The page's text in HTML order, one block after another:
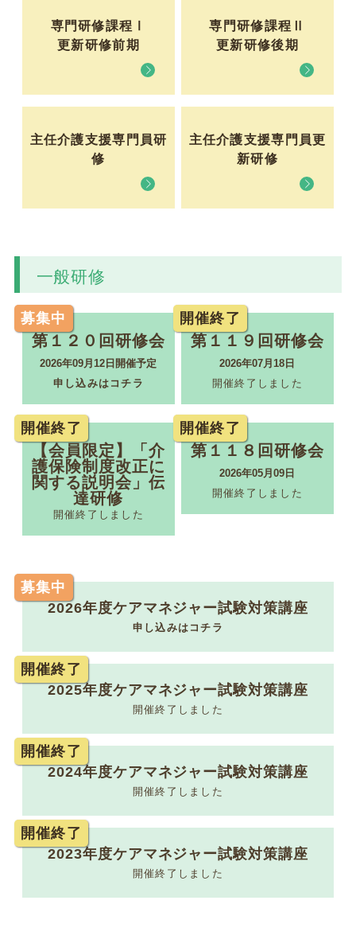
W2コースの皆様へ
法定研修
2026.06.19
【会員の皆様へ】 千葉県からのアンケート協力依
頼について
2026.06.13
2026年度ケアマネジャー試験対策講座の開催につい
て
2026.06.10 関係団体等から
日本介護支援専門員協会からのお知らせ
東京都介護支援専門員研究協議会からのお知らせ
【第１８回研究大会・活動報告会】
2026.06.04
介護支援専門員等の在宅介護従事者の安全確保の徹
底について（介護保険最新情報vol.1508）
2026.06.03
【日本介護支援専門員協会】埼玉県川口市における
2026.06.01 法定研修
専門研修課程Ⅰ
更新研修前期
専門研修課程Ⅱ
更新研修後期
主任介護支援専門員研
修
主任介護支援専門員更
新研修
一般研修
第１２０回研修会
2026年09月12日開催予定
申し込みはコチラ
募集中
第１１９回研修会
2026年07月18日
開催終了しました
開催終了
【会員限定】「介
護保険制度改正に
関する説明会」伝
達研修
開催終了しました
開催終了
第１１８回研修会
2026年05月09日
開催終了しました
開催終了
2026年度ケアマネジャー試験対策講座
申し込みはコチラ
募集中
2025年度ケアマネジャー試験対策講座
開催終了しました
開催終了
2024年度ケアマネジャー試験対策講座
開催終了しました
開催終了
2023年度ケアマネジャー試験対策講座
開催終了しました
開催終了